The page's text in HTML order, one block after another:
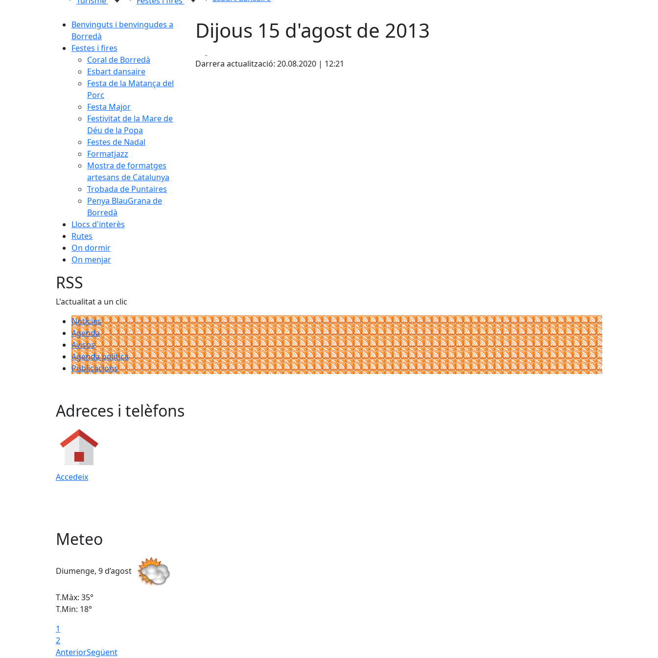
Benvinguts i benvingudes a
Borredà
Festes i fires
Coral de Borredà
Esbart dansaire
Festa de la Matança del
Porc
Festa Major
Festivitat de la Mare de
Déu de la Popa
Festes de Nadal
Formatjazz
Mostra de formatges
artesans de Catalunya
Trobada de Puntaires
Penya BlauGrana de
Borredà
Llocs d'interès
Rutes
On dormir
On menjar
Dijous 15 d'agost de 2013
Darrera actualització: 20.08.2020 | 12:21
RSS
L'actualitat a un clic
Notícies
Agenda
Avisos
Agenda política
Publicacions
Adreces i telèfons
Accedeix
Meteo
Diumenge, 9 d’agost
T.Màx: 35°
T.Min: 18°
1
2
AnteriorSegüent